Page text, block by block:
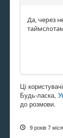
Да, через
Ці
Будь-ласка,
до розмови.
9 років 7